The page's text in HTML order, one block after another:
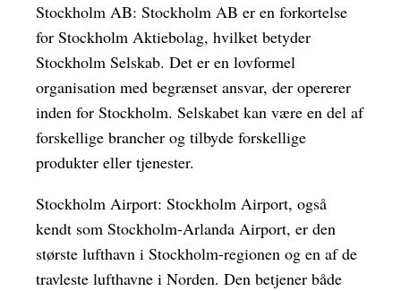
Stockholm AB: Stockholm AB er en forkortelse
for Stockholm Aktiebolag, hvilket betyder
Stockholm Selskab. Det er en lovformel
organisation med begrænset ansvar, der opererer
inden for Stockholm. Selskabet kan være en del af
forskellige brancher og tilbyde forskellige
produkter eller tjenester.
Stockholm Airport: Stockholm Airport, også
kendt som Stockholm-Arlanda Airport, er den
største lufthavn i Stockholm-regionen og en af de
travleste lufthavne i Norden. Den betjener både